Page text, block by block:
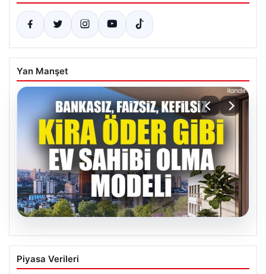
Yan Manşet
06.08.2026
DAP Yapı’dan Emlak Güvencesi ile Kendi
Kendini Ödeyen Yeni Proje Ataşehir 173
Piyasa Verileri